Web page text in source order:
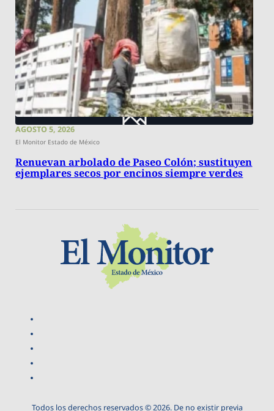
AGOSTO 5, 2026
El Monitor Estado de México
Renuevan arbolado de Paseo Colón; sustituyen
ejemplares secos por encinos siempre verdes
Todos los derechos reservados © 2026. De no existir previa